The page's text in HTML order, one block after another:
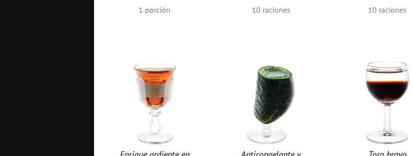
1 porción 10 raciones 10 raciones